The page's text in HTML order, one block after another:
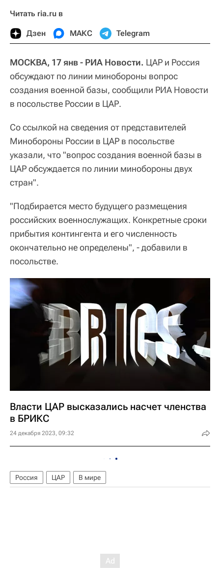
Читать ria.ru в
Дзен МАКС Telegram
МОСКВА, 17 янв - РИА Новости. ЦАР и Россия
обсуждают по линии минобороны вопрос
создания военной базы, сообщили РИА Новости
в посольстве России в ЦАР.
Со ссылкой на сведения от представителей
Минобороны России в ЦАР в посольстве
указали, что "вопрос создания военной базы в
ЦАР обсуждается по линии минобороны двух
стран".
"Подбирается место будущего размещения
российских военнослужащих. Конкретные сроки
прибытия контингента и его численность
окончательно не определены", - добавили в
посольстве.
Власти ЦАР высказались насчет членства
в БРИКС
24 декабря 2023, 09:32
Россия ЦАР В мире